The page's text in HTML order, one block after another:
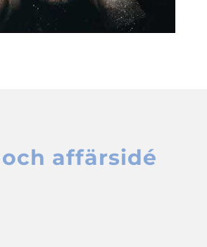
och affärsidé